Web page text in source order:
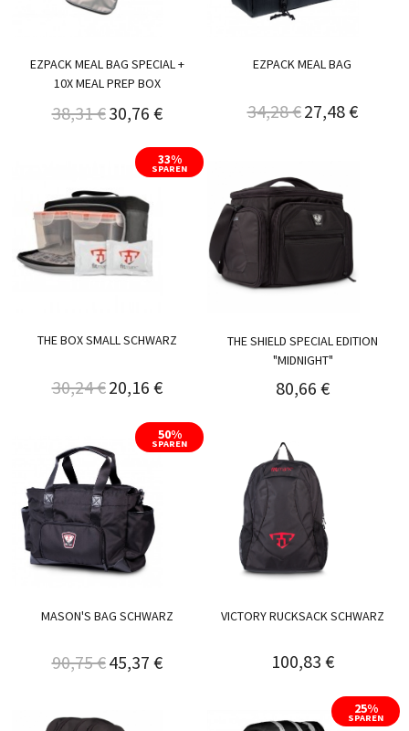
EZPACK MEAL BAG SPECIAL +
10X MEAL PREP BOX
38,31 €30,76 €
EZPACK MEAL BAG
34,28 €27,48 €
33%
SPAREN
THE BOX SMALL SCHWARZ
30,24 €20,16 €
THE SHIELD SPECIAL EDITION
"MIDNIGHT"
80,66 €
50%
SPAREN
MASON'S BAG SCHWARZ
90,75 €45,37 €
VICTORY RUCKSACK SCHWARZ
100,83 €
25%
SPAREN